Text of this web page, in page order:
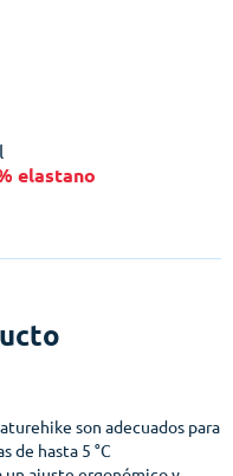
elastano
son adecuados para
de hasta 5 °C